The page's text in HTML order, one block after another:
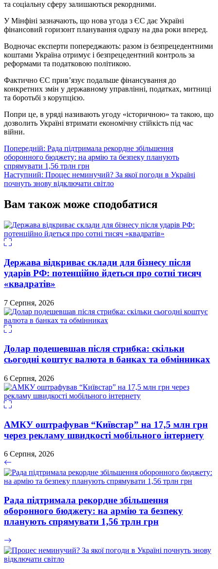
та соціальну сферу залишаються рекордними.
У Мінфіні зазначають, що нова угода з ЄС дає Україні
фінансовий горизонт планування одразу на два роки вперед.
Водночас експерти попереджають: разом із безпрецедентними
коштами Україна отримує і безпрецедентний контроль за
реформами та податковою політикою.
Фактично ЄС прив’язує подальше фінансування до
конкретних змін у державному управлінні, податках, митниці
та боротьбі з корупцією.
Попри це, в уряді називають угоду «історичною» та такою, що
дозволить Україні втримати економічну стійкість під час
війни.
Навігація
записів
Попередній: Рада підтримала рекордне збільшення
оборонного бюджету: на армію та безпеку планують
спрямувати 1,56 трлн грн
Наступний: Процес неминучий? За якої погоди в Україні
почнуть знову відключати світло
Вам також може сподобатися
Держава відкриває склади для бізнесу після
ударів РФ: потенційно йдеться про сотні тисяч
«квадратів»
7 Серпня, 2026
Долар подешевшав після стрибка: скільки
сьогодні коштує валюта в банках та обмінниках
6 Серпня, 2026
АМКУ оштрафував “Київстар” на 17,5 млн грн
через рекламу швидкості мобільного інтернету
6 Серпня, 2026
Рада підтримала рекордне збільшення
оборонного бюджету: на армію та безпеку
планують спрямувати 1,56 трлн грн